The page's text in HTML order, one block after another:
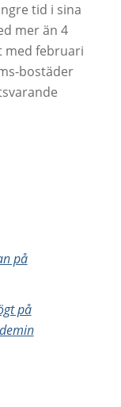
tid i sina
mer än 4
med februari
bostäder
på
på